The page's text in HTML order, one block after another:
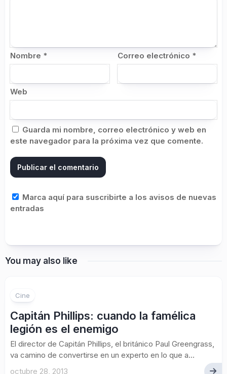
Nombre * Correo electrónico *
Web
Guarda mi nombre, correo electrónico y web en
este navegador para la próxima vez que comente.
Marca aquí para suscribirte a los avisos de nuevas
entradas
You may also like
Cine
Capitán Phillips: cuando la famélica
legión es el enemigo
El director de Capitán Phillips, el británico Paul Greengrass,
va camino de convertirse en un experto en lo que a...
octubre 28, 2013